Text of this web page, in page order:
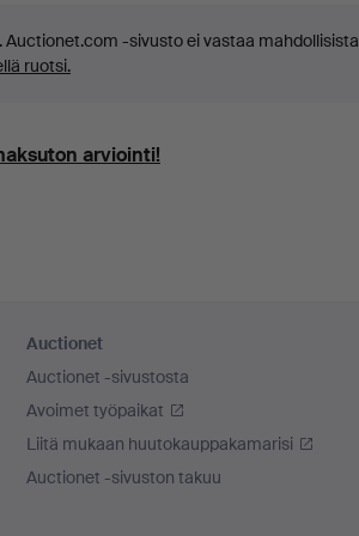
-sivusto ei vastaa mahdollisista
ruotsi.
arviointi!
Auctionet
Auctionet -sivustosta
Avoimet työpaikat
Liitä mukaan huutokauppakamarisi
Auctionet -sivuston takuu